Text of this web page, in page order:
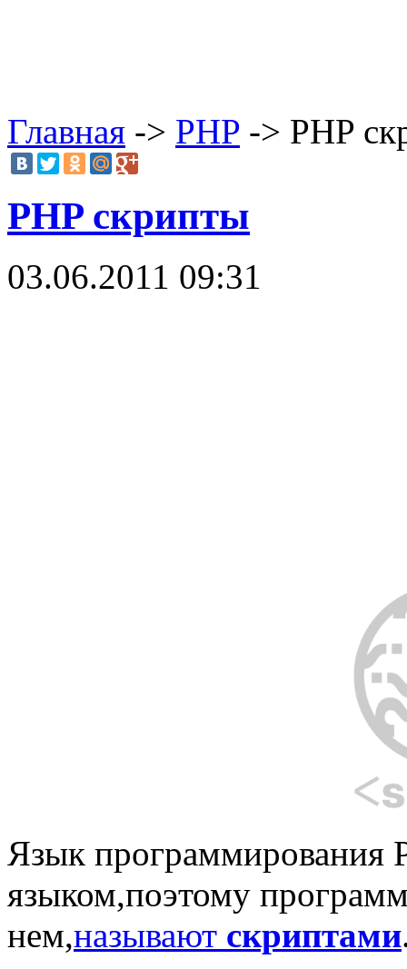
Главная -> PHP -> PHP
PHP скрипты
03.06.2011 09:31
Язык программирования
языком,поэтому
нем,называют скриптами